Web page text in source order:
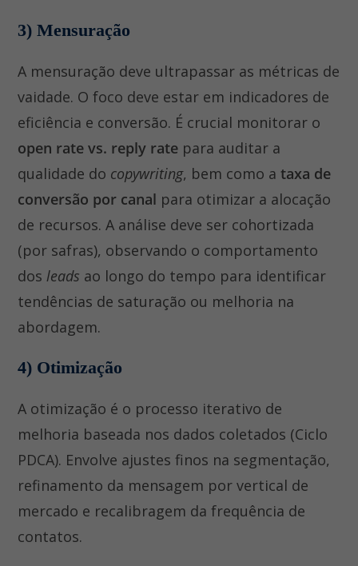
3) Mensuração
A mensuração deve ultrapassar as métricas de
vaidade. O foco deve estar em indicadores de
eficiência e conversão. É crucial monitorar o
open rate vs. reply rate para auditar a
qualidade do copywriting, bem como ataxa de
conversão por canal para otimizar a alocação
de recursos. A análise deve ser cohortizada
(por safras), observando o comportamento
dos leads ao longo do tempo para identificar
tendências de saturação ou melhoria na
abordagem.
4) Otimização
A otimização é o processo iterativo de
melhoria baseada nos dados coletados (Ciclo
PDCA). Envolve ajustes finos na segmentação,
refinamento da mensagem por vertical de
mercado e recalibragem da frequência de
contatos.